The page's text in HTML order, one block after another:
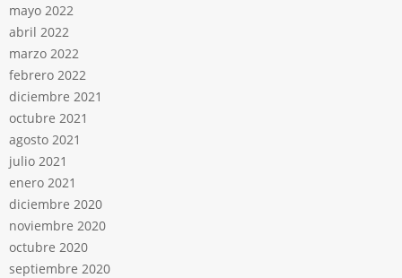
mayo 2022
abril 2022
marzo 2022
febrero 2022
diciembre 2021
octubre 2021
agosto 2021
julio 2021
enero 2021
diciembre 2020
noviembre 2020
octubre 2020
septiembre 2020